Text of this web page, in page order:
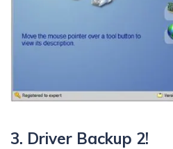
3. Driver Backup 2!